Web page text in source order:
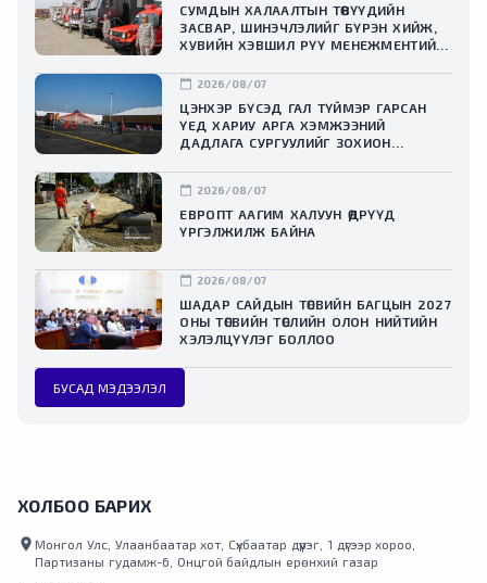
СУМДЫН ХАЛААЛТЫН ТӨВҮҮДИЙН
ЗАСВАР, ШИНЭЧЛЭЛИЙГ БҮРЭН ХИЙЖ,
ХУВИЙН ХЭВШИЛ РҮҮ МЕНЕЖМЕНТИЙГ
calendar_today 2026/08/07
ЦЭНХЭР БҮСЭД ГАЛ ТҮЙМЭР ГАРСАН
ҮЕД ХАРИУ АРГА ХЭМЖЭЭНИЙ
ДАДЛАГА СУРГУУЛИЙГ ЗОХИОН
calendar_today 2026/08/07
ЕВРОПТ ААГИМ ХАЛУУН ӨДРҮҮД
ҮРГЭЛЖИЛЖ БАЙНА
calendar_today 2026/08/07
ШАДАР САЙДЫН ТӨСВИЙН БАГЦЫН 2027
ОНЫ ТӨСВИЙН ТӨСЛИЙН ОЛОН НИЙТИЙН
ХЭЛЭЛЦҮҮЛЭГ БОЛЛОО
БУСАД МЭДЭЭЛЭЛ
ХОЛБОО БАРИХ
location_on Монгол Улс, Улаанбаатар хот, Сүхбаатар дүүрэг, 1 дүгээр хороо,
Партизаны гудамж-6, Онцгой байдлын ерөнхий газар